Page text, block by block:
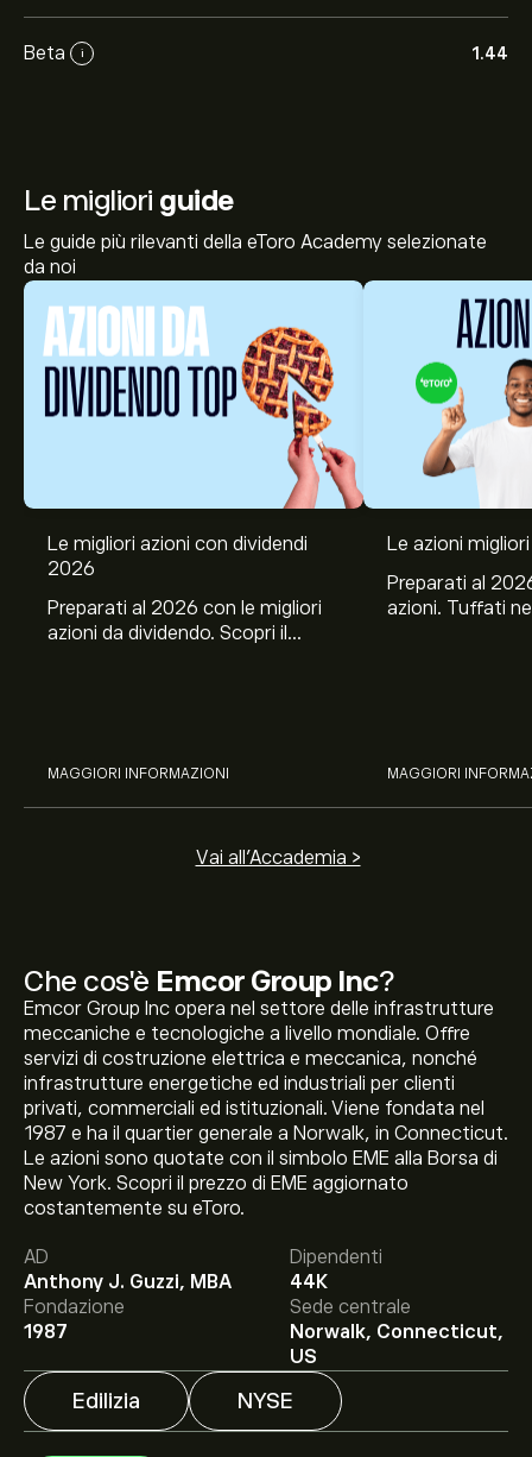
Beta i 1.44
Che cos'è Emcor Group Inc?
Emcor Group Inc opera nel settore delle infrastrutture
meccaniche e tecnologiche a livello mondiale. Offre
servizi di costruzione elettrica e meccanica, nonché
infrastrutture energetiche ed industriali per clienti
privati, commerciali ed istituzionali. Viene fondata nel
1987 e ha il quartier generale a Norwalk, in Connecticut.
Le azioni sono quotate con il simbolo EME alla Borsa di
New York. Scopri il prezzo di EME aggiornato
costantemente su eToro.
AD
Anthony J. Guzzi, MBA
Dipendenti
44K
Fondazione
1987
Sede centrale
Norwalk, Connecticut,
US
Edilizia NYSE
Le migliori guide
Le guide più rilevanti della eToro Academy selezionate
da noi
Le migliori azioni con dividendi
2026
Preparati al 2026 con le migliori
azioni da dividendo. Scopri il
MAGGIORI INFORMAZIONI
Le azioni
Preparati al
azioni. Tuffati
MAGGIORI
Vai all'Accademia >
Il prezzo attuale delle azioni EME è di 816.90‎$‎.
Il target di prezzo medio per le azioni Emcor Group Inc è
di 816.90‎$‎.
su eToro per previsioni dettagliate
degli analisti e obiettivi di prezzo.
Gli analisti offrono previsioni per le azioni Emcor Group
Inc basate su tendenze di mercato, rapporti finanziari e